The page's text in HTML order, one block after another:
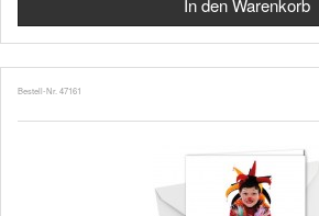
Bestell-Nr. 47161